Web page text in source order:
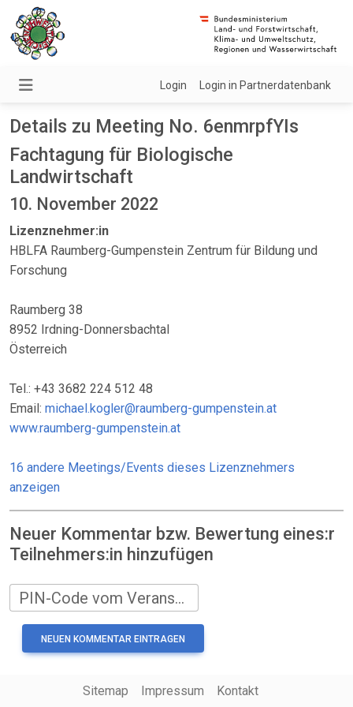
Login Login in Partnerdatenbank
Details zu Meeting No. 6enmrpfYIs
Fachtagung für Biologische
Landwirtschaft
10. November 2022
Lizenznehmer:in
HBLFA Raumberg-Gumpenstein Zentrum für Bildung und
Forschung
Raumberg 38
8952 Irdning-Donnersbachtal
Österreich
Tel.: +43 3682 224 512 48
Email: michael.kogler@raumberg-gumpenstein.at
www.raumberg-gumpenstein.at
16 andere Meetings/Events dieses Lizenznehmers
anzeigen
Neuer Kommentar bzw. Bewertung eines:r
Teilnehmers:in hinzufügen
PIN-Code vom Veranstalter
Sitemap Impressum Kontakt